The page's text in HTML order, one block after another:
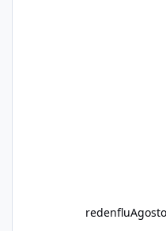
redenflu